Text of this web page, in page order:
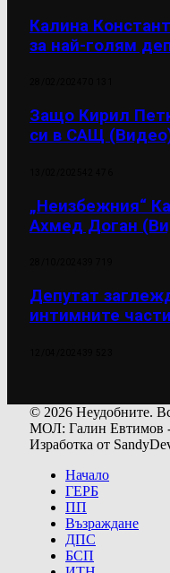
Калина
за най-голям
Защо Кирил
си в САЩ
„Неизбежния“
Ахмед Доган
Депутат
интимните
© 2026 Неудобните.
МОЛ: Галин Евтимов -
Изработка от
Начало
ГЕРБ
ПП
Възраждане
ДПС
БСП